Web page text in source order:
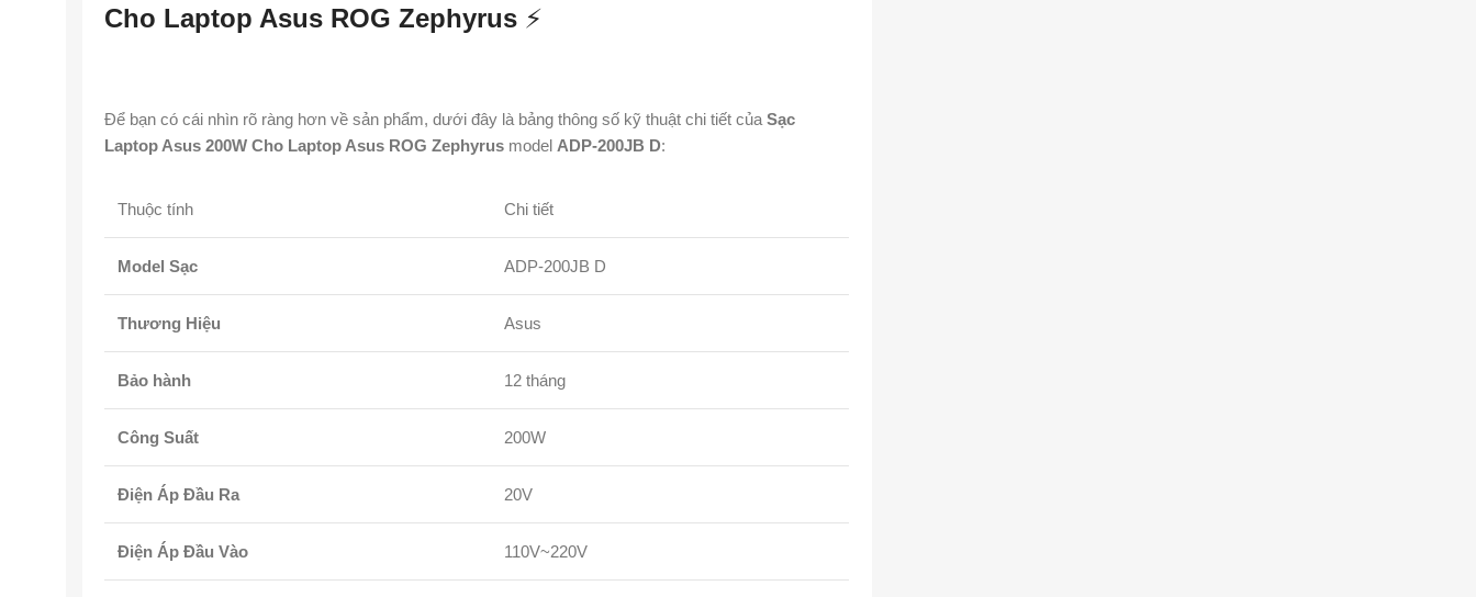
Cho Laptop Asus ROG Zephyrus ⚡
Để bạn có cái nhìn rõ ràng hơn về sản phẩm, dưới đây là bảng thông số kỹ thuật chi tiết của Sạc
Laptop Asus 200W Cho Laptop Asus ROG Zephyrus model ADP-200JB D:
Thuộc tính Chi tiết
Model Sạc ADP-200JB D
Thương Hiệu Asus
Bảo hành 12 tháng
Công Suất 200W
Điện Áp Đầu Ra 20V
Điện Áp Đầu Vào 110V~220V